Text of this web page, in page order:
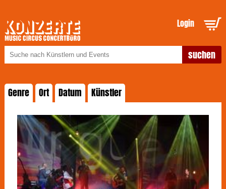
Login
Genre Ort Datum Künstler